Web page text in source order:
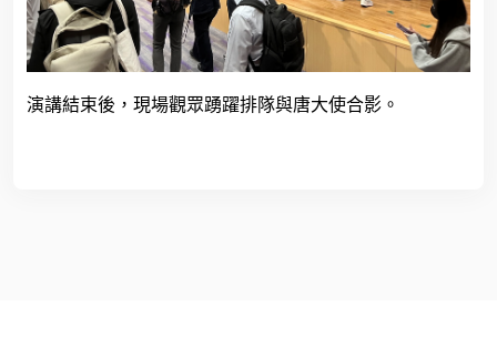
演講結束後，現場觀眾踴躍排隊與唐大使合影。